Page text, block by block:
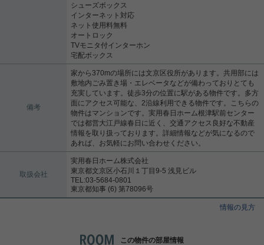
シューズボックス
インターネット対応
ネット使用料無料
オートロック
TVモニタ付インターホン
宅配ボックス
備考
家から370mの場所には文京区役所があります。共用部には
敷地内ごみ置き場・エレベータなどが備わっておりとても
充実しています。徒歩3分の位置に駅がある物件です。多方
面にアクセス可能な、2沿線利用できる物件です。こちらの
物件はマンションです。実用春日ホーム根津駅前センター
では都営大江戸線春日に近く、交通アクセス良好な不動産
情報を取り扱っております。詳細情報などが気になるので
あれば、お気軽にお問い合わせください。
取扱会社
実用春日ホーム株式会社
東京都文京区小石川１丁目9-5 浅見ビル
TEL:03-5684-0801
東京都知事 (6) 第78096号
情報の見方
この物件の部屋情報